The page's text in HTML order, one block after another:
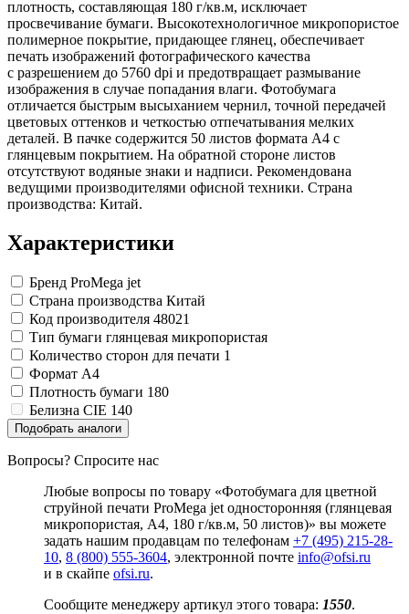
Коврики на стол прочие
Все товары раздела«Канцтовары»
Карандаши художественные
Кисти художественные
Краски художественные
Мольберты, холсты, этюдники
Пастель, сангина, уголь, сепия
Линеры, роллеры, ручки для графики
Профессиональные наборы для
художников
Картон грунтованный для
художественных работ
Инструменты и аксессуары для
графики
Материалы для творчества
Фетр
творчества»
антисептики
Нити, шпагаты и иглы
Иглы для прошивки документов
Нити и ленты
Шпагаты и проволока
Станки и иглы для архивного
переплета
Пакеты упаковочные
Пакеты майка
Пакеты с замком (Zip-Lock)
Пакеты с петлевой и вырубной ручкой
Пакеты вакуумные
Рукав для запекания
Самоклеющиеся крючки и полоски
Самоклеящиеся легкоудаляемые
аксессуары
Хозяйственные принадлежности
Мешки для мусора
универсальные
Все товары раздела
Знаки запрещающие
Знаки по электробезопасности
Знаки предписывающие
Знаки предупреждающие
Знаки эвакуационные
Знаки пожарной безопасности
Конусы сигнальные
Медицинское белье и покрытия
Одноразовые простыни, покрытия и
подстилки
Медицинские товары
Расходные материалы для мед. техники
Инъекционные средства
Изделия для медицинских отходов
Мешки для мусора медицинские
Контейнеры для медицинских отходов
Все товары раздела
и безопасность»
плотность, составляющая 180 г/кв.м, исключает
просвечивание бумаги. Высокотехнологичное микропористое
полимерное покрытие, придающее глянец, обеспечивает
печать изображений фотографического качества
c разрешением до 5760 dрi и предотвращает размывание
изображения в случае попадания влаги. Фотобумага
отличается быстрым высыханием чернил, точной передачей
цветовых оттенков и четкостью отпечатывания мелких
деталей. В пачке содержится 50 листов формата A4 c
глянцевым покрытием. На обратной стороне листов
отсутствуют водяные знаки и надписи. Рекомендована
ведущими производителями офисной техники. Страна
производства: Китай.
Характеристики
Бренд ProMega jet
Страна производства Китай
Код производителя 48021
Тип бумаги глянцевая микропористая
Количество сторон для печати 1
Формат A4
Плотность бумаги 180
Белизна CIE 140
Подобрать аналоги
Вопросы? Спросите нас
Любые вопросы по товару «Фотобумага для цветной
струйной печати ProMega jet односторонняя (глянцевая
микропористая, А4, 180 г/кв.м, 50 листов)» вы можете
задать нашим продавцам по телефонам +7 (495) 215-28-
10, 8 (800) 555-3604, электронной почте info@ofsi.ru
и в скайпе ofsi.ru.
Сообщите менеджеру артикул этого товара: 1550.